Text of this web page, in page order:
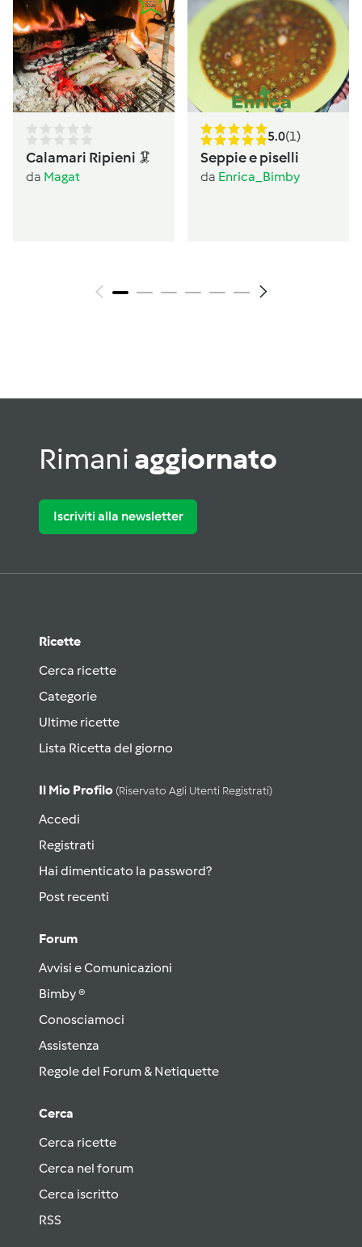
Calamari Ripieni 🦑
da Magat
5.0(1)
Seppie e piselli
da Enrica_Bimby
Rimani aggiornato
Iscriviti alla newsletter
Ricette
Cerca ricette
Categorie
Ultime ricette
Lista Ricetta del giorno
Il Mio Profilo (riservato Agli Utenti Registrati)
Accedi
Registrati
Hai dimenticato la password?
Post recenti
Forum
Avvisi e Comunicazioni
Bimby ®
Conosciamoci
Assistenza
Regole del Forum & Netiquette
Cerca
Cerca ricette
Cerca nel forum
Cerca iscritto
RSS